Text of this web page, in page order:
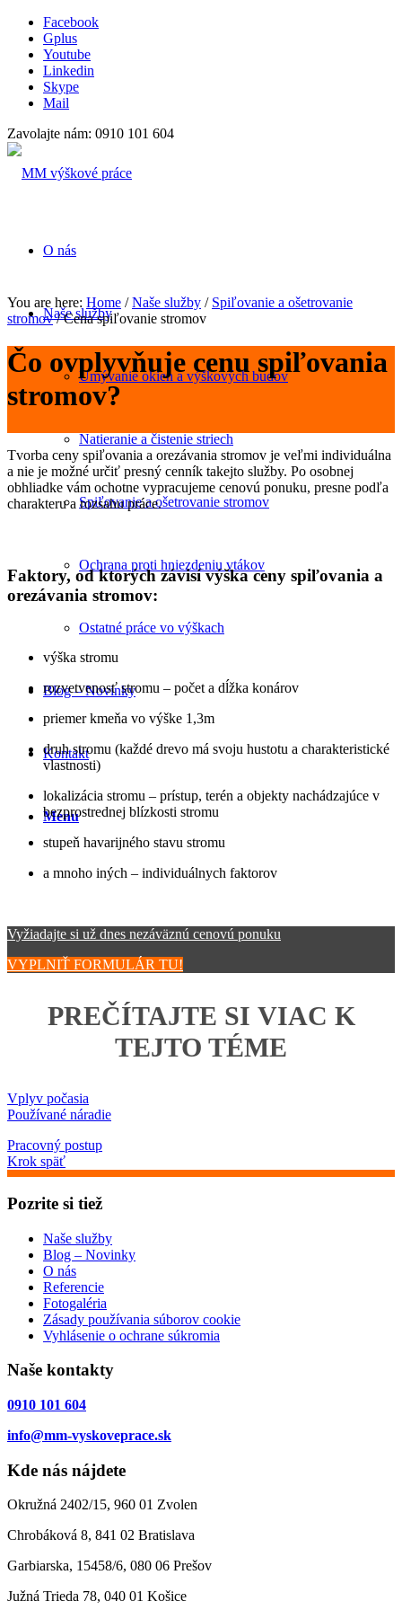
Facebook
Gplus
Youtube
Linkedin
Skype
Mail
Zavolajte nám: 0910 101 604
O nás
Naše služby
Umývanie okien a výškových budov
Natieranie a čistenie striech
Spiľovanie a ošetrovanie stromov
Ochrana proti hniezdeniu vtákov
Ostatné práce vo výškach
Blog – Novinky
Kontakt
Menu
You are here: Home / Naše služby / Spiľovanie a ošetrovanie
stromov / Cena spiľovanie stromov
Čo ovplyvňuje cenu spiľovania
stromov?
Tvorba ceny spiľovania a orezávania stromov je veľmi individuálna
a nie je možné určiť presný cenník takejto služby. Po osobnej
obhliadke vám ochotne vypracujeme cenovú ponuku, presne podľa
charakteru a rozsahu práce.
Faktory, od ktorých závisí výška ceny spiľovania a
orezávania stromov:
výška stromu
rozvetvenosť stromu – počet a dĺžka konárov
priemer kmeňa vo výške 1,3m
druh stromu (každé drevo má svoju hustotu a charakteristické
vlastnosti)
lokalizácia stromu – prístup, terén a objekty nachádzajúce v
bezprostrednej blízkosti stromu
stupeň havarijného stavu stromu
a mnoho iných – individuálnych faktorov
Vyžiadajte si už dnes nezáväznú cenovú ponuku
VYPLNIŤ FORMULÁR TU!
PREČÍTAJTE SI VIAC K
TEJTO TÉME
Vplyv počasia
Používané náradie
Pracovný postup
Krok späť
Pozrite si tiež
Naše služby
Blog – Novinky
O nás
Referencie
Fotogaléria
Zásady používania súborov cookie
Vyhlásenie o ochrane súkromia
Naše kontakty
0910 101 604
info@mm-vyskoveprace.sk
Kde nás nájdete
Okružná 2402/15, 960 01 Zvolen
Chrobáková 8, 841 02 Bratislava
Garbiarska, 15458/6, 080 06 Prešov
Južná Trieda 78, 040 01 Košice